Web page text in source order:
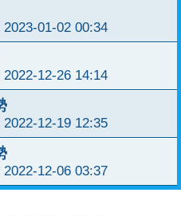
2023-01-02 00:34
2022-12-26 14:14
2022-12-19 12:35
2022-12-06 03:37